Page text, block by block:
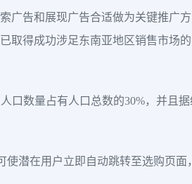
广告和展现广告合适做为关键推广
取得成功涉足东南亚地区销售市
口数量占有人口总数的30%，并且
潜在用户立即自动跳转至选购页